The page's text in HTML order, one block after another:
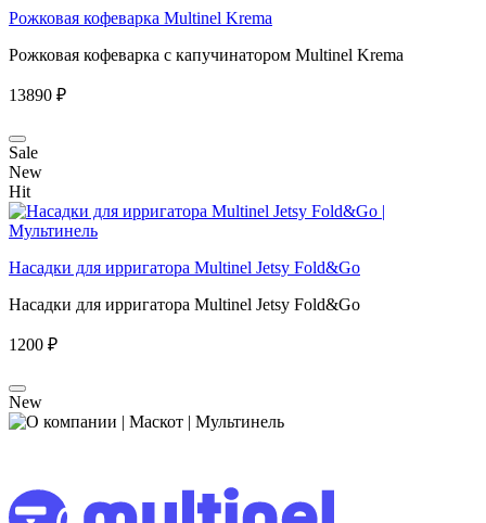
Рожковая кофеварка Multinel Krema
Рожковая кофеварка с капучинатором Multinel Krema
13890 ₽
Sale
New
Hit
Насадки для ирригатора Multinel Jetsy Fold&Go
Насадки для ирригатора Multinel Jetsy Fold&Go
1200 ₽
New